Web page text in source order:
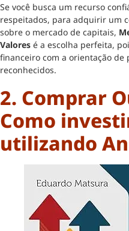
Se você busca um recurso
respeitados, para adquirir um
sobre o mercado de capitais,
Valores é a escolha perfeita,
financeiro com a orientação de
reconhecidos.
2. Comprar
Como
utilizando